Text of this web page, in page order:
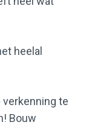
heelal
te
Bouw